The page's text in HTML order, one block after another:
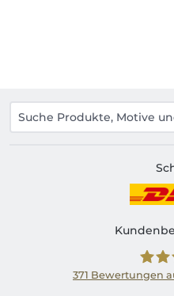
371 Bewertungen